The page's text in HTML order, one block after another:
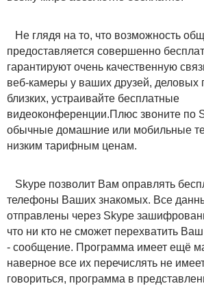
Не глядя на то, что возможность
предоставляется совершенно
гарантируют очень качественную
веб-камеры у ваших друзей, деловых
близких, устраивайте бесплатные
видеоконференции.Плюс звоните по
обычные домашние или мобильные
низким тарифным ценам.
Skype позволит Вам оправлять
телефоны Ваших знакомых. Все
отправлены через Skype
что ни кто не сможет перехватить
- сообщение. Программа имеет ещё
наверное все их перечислять не
говориться, программа в